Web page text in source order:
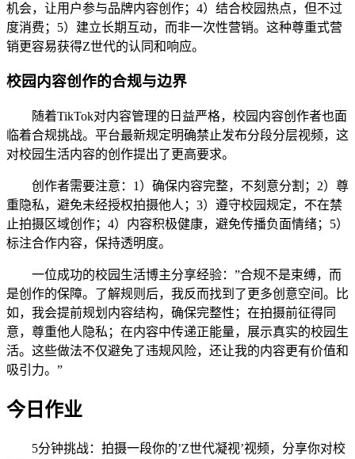
机会，让用户参与品牌内容创作；4）结合校园热点，但不过
度消费；5）建立长期互动，而非一次性营销。这种尊重式营
销更容易获得Z世代的认同和响应。
校园内容创作的合规与边界
随着TikTok对内容管理的日益严格，校园内容创作者也面
临着合规挑战。平台最新规定明确禁止发布分段分层视频，这
对校园生活内容的创作提出了更高要求。
创作者需要注意：1）确保内容完整，不刻意分割；2）尊
重隐私，避免未经授权拍摄他人；3）遵守校园规定，不在禁
止拍摄区域创作；4）内容积极健康，避免传播负面情绪；5）
标注合作内容，保持透明度。
一位成功的校园生活博主分享经验：”合规不是束缚，而
是创作的保障。了解规则后，我反而找到了更多创意空间。比
如，我会提前规划内容结构，确保完整性；在拍摄前征得同
意，尊重他人隐私；在内容中传递正能量，展示真实的校园生
活。这些做法不仅避免了违规风险，还让我的内容更有价值和
吸引力。”
今日作业
5分钟挑战：拍摄一段你的’Z世代凝视’视频，分享你对校